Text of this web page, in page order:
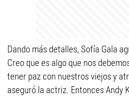
Dando más detalles, Sofía Gala
Creo que es algo que nos
tener paz con nuestros viejos y
aseguró la actriz. Entonces Andy